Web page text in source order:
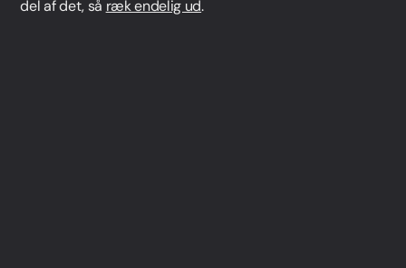
del af det, så ræk endelig ud.